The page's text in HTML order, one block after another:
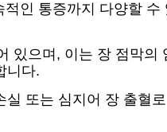
인 통증까지 다양할 수
있으며, 이는 장 점막의
니다.
또는 심지어 장 출혈로